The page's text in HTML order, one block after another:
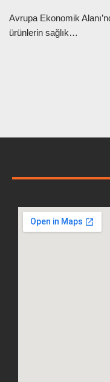
Avrupa Ekonomik
ürünlerin sağlık…